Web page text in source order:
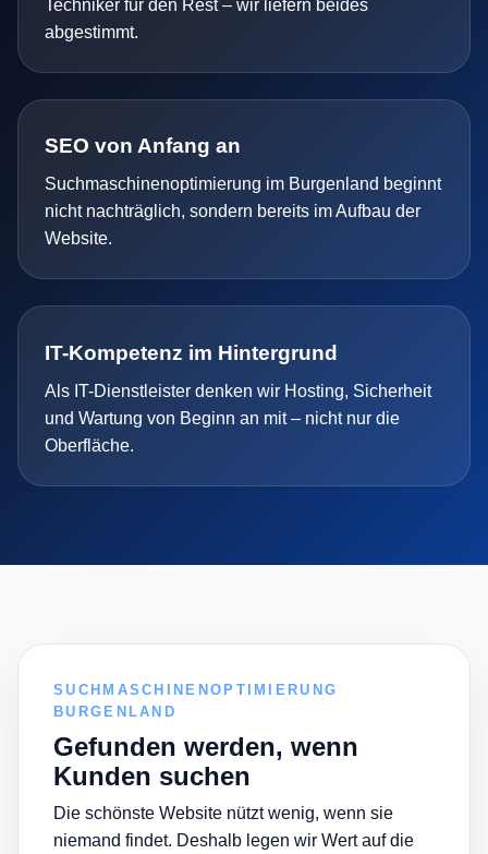
Techniker für den Rest – wir liefern beides
abgestimmt.
SEO von Anfang an
Suchmaschinenoptimierung im Burgenland beginnt
nicht nachträglich, sondern bereits im Aufbau der
Website.
IT-Kompetenz im Hintergrund
Als IT-Dienstleister denken wir Hosting, Sicherheit
und Wartung von Beginn an mit – nicht nur die
Oberfläche.
SUCHMASCHINENOPTIMIERUNG
BURGENLAND
Gefunden werden, wenn
Kunden suchen
Die schönste Website nützt wenig, wenn sie
niemand findet. Deshalb legen wir Wert auf die